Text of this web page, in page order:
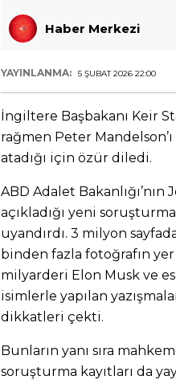
Haber Merkezi
YAYINLANMA: 5 ŞUBAT 2026 22:00
İngiltere Başbakanı Keir
rağmen Peter
atadığı için özür diledi.
ABD Adalet
açıkladığı yeni
uyandırdı. 3 milyon
binden fazla fotoğrafın
milyarderi Elon Musk ve
isimlerle yapılan
dikkatleri çekti.
Bunların yanı sıra
soruşturma kayıtları da